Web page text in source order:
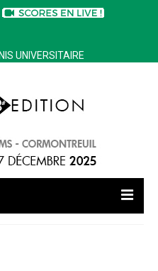
UNIVERSITAIRE